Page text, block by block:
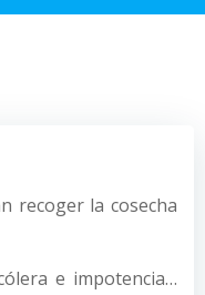
recoger la cosecha
e impotencia…